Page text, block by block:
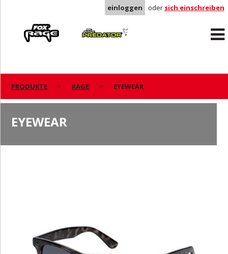
einloggen oder sich einschreiben
Predator
PRODUKTE RAGE EYEWEAR
EYEWEAR